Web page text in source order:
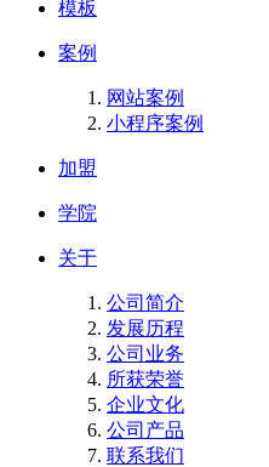
模板
案例
网站案例
小程序案例
加盟
学院
关于
公司简介
发展历程
公司业务
所获荣誉
企业文化
公司产品
联系我们